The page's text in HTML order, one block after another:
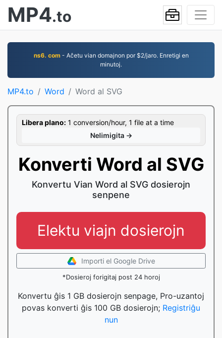
MP4.to
ns6. com- Aĉetu vian domajnon por $2/jaro. Enretigi en
minutoj.
MP4.to Word Word al SVG
Libera plano: 1 conversion/hour, 1 file at a time
Nelimigita →
Konverti Word al SVG
Konvertu Vian Word al SVG dosierojn
senpene
Elektu viajn dosierojn
Importi el Google Drive
*Dosieroj forigitaj post 24 horoj
Konvertu ĝis 1 GB dosierojn senpage, Pro-uzantoj
povas konverti ĝis 100 GB dosierojn; Registriĝu
nun